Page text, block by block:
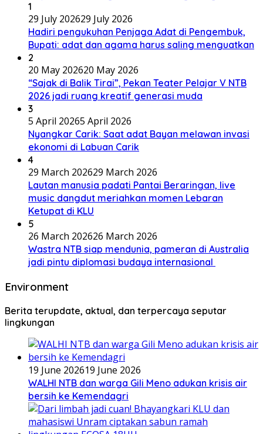
1
29 July 202629 July 2026
Hadiri pengukuhan Penjaga Adat di Pengembuk,
Bupati: adat dan agama harus saling menguatkan
2
20 May 202620 May 2026
“Sajak di Balik Tirai”, Pekan Teater Pelajar V NTB
2026 jadi ruang kreatif generasi muda
3
5 April 20265 April 2026
Nyangkar Carik: Saat adat Bayan melawan invasi
ekonomi di Labuan Carik
4
29 March 202629 March 2026
Lautan manusia padati Pantai Beraringan, live
music dangdut meriahkan momen Lebaran
Ketupat di KLU
5
26 March 202626 March 2026
Wastra NTB siap mendunia, pameran di Australia
jadi pintu diplomasi budaya internasional
Environment
Berita terupdate, aktual, dan terpercaya seputar
lingkungan
19 June 202619 June 2026
WALHI NTB dan warga Gili Meno adukan krisis air
bersih ke Kemendagri